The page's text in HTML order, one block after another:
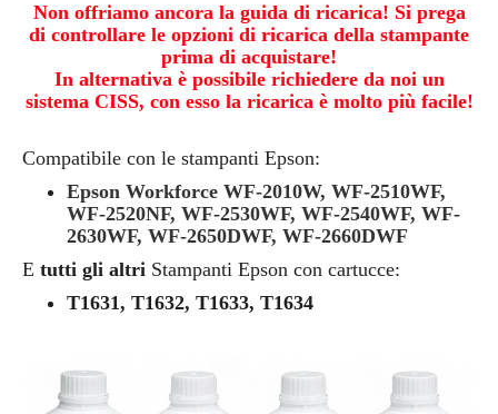
Non offriamo ancora la guida di ricarica! Si prega
di controllare le opzioni di ricarica della stampante
prima di acquistare!
In alternativa è possibile richiedere da noi un
sistema CISS, con esso la ricarica è molto più facile!
Compatibile con le stampanti Epson:
Epson Workforce WF-2010W, WF-2510WF,
WF-2520NF, WF-2530WF, WF-2540WF, WF-
2630WF, WF-2650DWF, WF-2660DWF
E tutti gli altri Stampanti Epson con cartucce:
T1631, T1632, T1633, T1634